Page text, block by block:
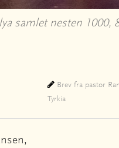
samlet nesten 1000,
Brev fra pastor
Tyrkia